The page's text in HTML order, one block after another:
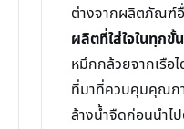
ต่างจากผลิตภัณฑ์
ผลิตที่ใส่ใจในทุกขั้
หมึกกล้วยจากเรือ
ที่มาที่ควบคุมคุณภ
ล้างน้ำจืดก่อนนำไ